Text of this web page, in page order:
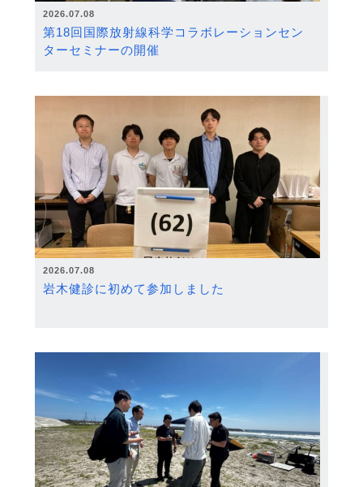
2026.07.08
第18回国際放射線科学コラボレーションセン
ターセミナーの開催
2026.07.08
岩木健診に初めて参加しました